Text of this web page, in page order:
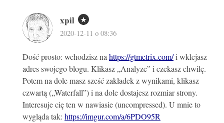
xpil
2020-12-11 o 08:36
Dość prosto: wchodzisz nahttps://gtmetrix.com/i wklejasz
adres swojego blogu. Klikasz „Analyze” i czekasz chwilę.
Potem na dole masz sześć zakładek z wynikami, klikasz
czwartą („Waterfall”) i na dole dostajesz rozmiar strony.
Interesuje cię ten w nawiasie (uncompressed). U mnie to
wygląda tak: https://imgur.com/a/6PDO95R